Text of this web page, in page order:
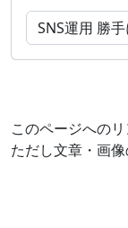
このページへの
ただし文章・画像